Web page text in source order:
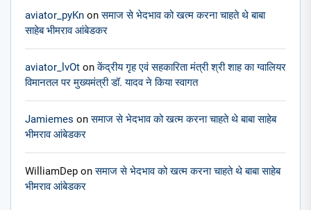
aviator_pyKn onसमाज से भेदभाव को खत्म करना चाहते थे बाबा
साहेब भीमराव आंबेडकर
aviator_lvOt onकेंद्रीय गृह एवं सहकारिता मंत्री श्री शाह का ग्वालियर
विमानतल पर मुख्यमंत्री डॉ. यादव ने किया स्वागत
Jamiemes onसमाज से भेदभाव को खत्म करना चाहते थे बाबा साहेब
भीमराव आंबेडकर
WilliamDep onसमाज से भेदभाव को खत्म करना चाहते थे बाबा साहेब
भीमराव आंबेडकर